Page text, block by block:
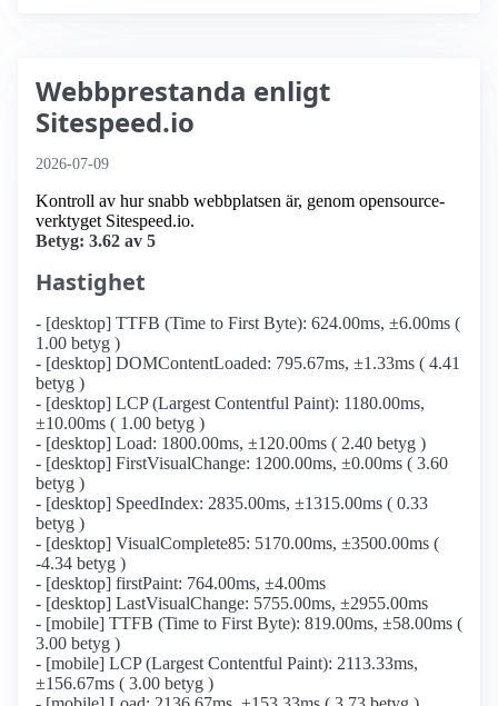
Webbprestanda enligt
Sitespeed.io
2026-07-09
Kontroll av hur snabb webbplatsen är, genom opensource-
verktyget Sitespeed.io.
Betyg: 3.62 av 5
Hastighet
- [desktop] TTFB (Time to First Byte): 624.00ms, ±6.00ms (
1.00 betyg )
- [desktop] DOMContentLoaded: 795.67ms, ±1.33ms ( 4.41
betyg )
- [desktop] LCP (Largest Contentful Paint): 1180.00ms,
±10.00ms ( 1.00 betyg )
- [desktop] Load: 1800.00ms, ±120.00ms ( 2.40 betyg )
- [desktop] FirstVisualChange: 1200.00ms, ±0.00ms ( 3.60
betyg )
- [desktop] SpeedIndex: 2835.00ms, ±1315.00ms ( 0.33
betyg )
- [desktop] VisualComplete85: 5170.00ms, ±3500.00ms (
-4.34 betyg )
- [desktop] firstPaint: 764.00ms, ±4.00ms
- [desktop] LastVisualChange: 5755.00ms, ±2955.00ms
- [mobile] TTFB (Time to First Byte): 819.00ms, ±58.00ms (
3.00 betyg )
- [mobile] LCP (Largest Contentful Paint): 2113.33ms,
±156.67ms ( 3.00 betyg )